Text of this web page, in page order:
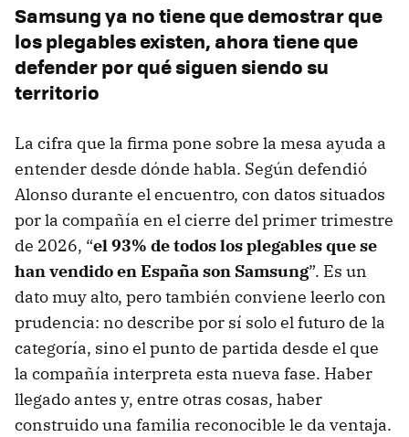
Samsung ya no tiene que demostrar que
los plegables existen, ahora tiene que
defender por qué siguen siendo su
territorio
La cifra que la firma pone sobre la mesa ayuda a
entender desde dónde habla. Según defendió
Alonso durante el encuentro, con datos situados
por la compañía en el cierre del primer trimestre
de 2026, “el 93% de todos los plegables que se
han vendido en España son Samsung”. Es un
dato muy alto, pero también conviene leerlo con
prudencia: no describe por sí solo el futuro de la
categoría, sino el punto de partida desde el que
la compañía interpreta esta nueva fase. Haber
llegado antes y, entre otras cosas, haber
construido una familia reconocible le da ventaja.